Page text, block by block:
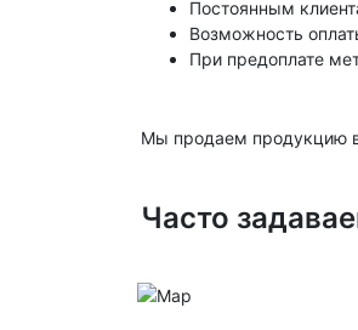
Постоянным
Возможность
При предоплате
Мы продаем продукцию
Часто